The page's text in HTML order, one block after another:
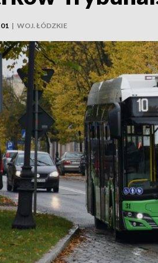
| WOJ. ŁÓDZKIE